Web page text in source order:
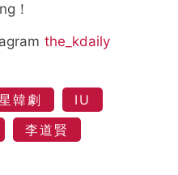
！
the_kdaily
韓劇
IU
李道賢